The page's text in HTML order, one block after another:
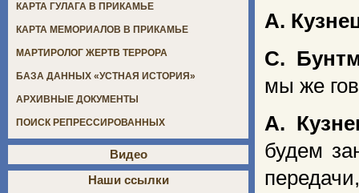
А.
С.
мы же
А.
будем
КАРТА ГУЛАГА В ПРИКАМЬЕ
КАРТА МЕМОРИАЛОВ В ПРИКАМЬЕ
МАРТИРОЛОГ ЖЕРТВ ТЕРРОРА
БАЗА ДАННЫХ «УСТНАЯ ИСТОРИЯ»
АРХИВНЫЕ ДОКУМЕНТЫ
ПОИСК РЕПРЕССИРОВАННЫХ
Видео
Наши ссылки